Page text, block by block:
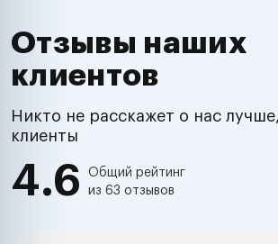
Отзывы наших
клиентов
Никто не расскажет о нас
клиенты
4.6
Общий рейтинг
из 63 отзывов